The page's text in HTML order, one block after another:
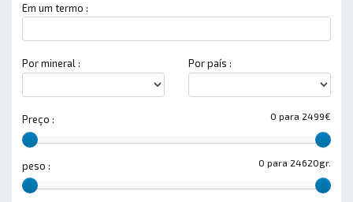
Em um termo :
Por mineral : Por país :
0 para 2499€
Preço :
0 para 24620gr.
peso :